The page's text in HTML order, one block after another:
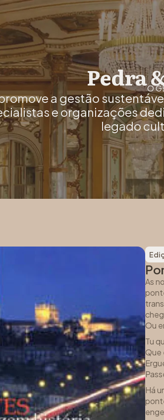
O
Pedra
a gestão
e organizações
legado
As
Ou
Tu
Que
Há